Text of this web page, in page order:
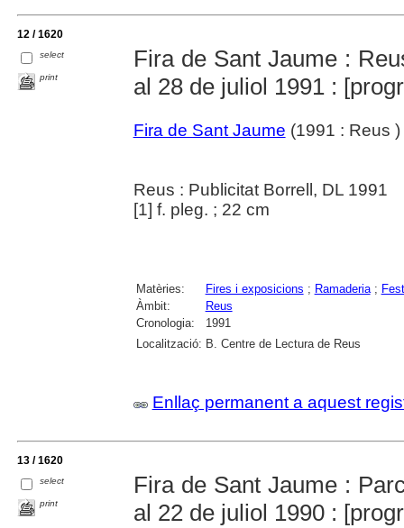
12 / 1620
select
print
Fira de Sant Jaume :
al 28 de juliol 1991 :
Fira de Sant Jaume (1991 : Reus )
Reus : Publicitat Borrell, DL 1991
[1] f. pleg. ; 22 cm
Matèries: Fires i exposicions ; Ramaderia;
Àmbit:
Reus
Cronologia:
1991
Localització: B. Centre de Lectura de Reus
Enllaç permanent a aquest
13 / 1620
select
print
Fira de Sant Jaume :
al 22 de juliol 1990 :